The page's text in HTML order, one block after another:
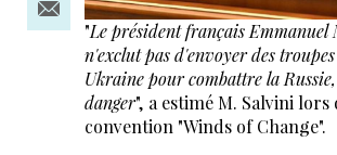
"Le président français Emmanuel
n'exclut pas d'envoyer des
Ukraine pour combattre la
danger", a estimé M. Salvini lors
convention "Winds of Change".